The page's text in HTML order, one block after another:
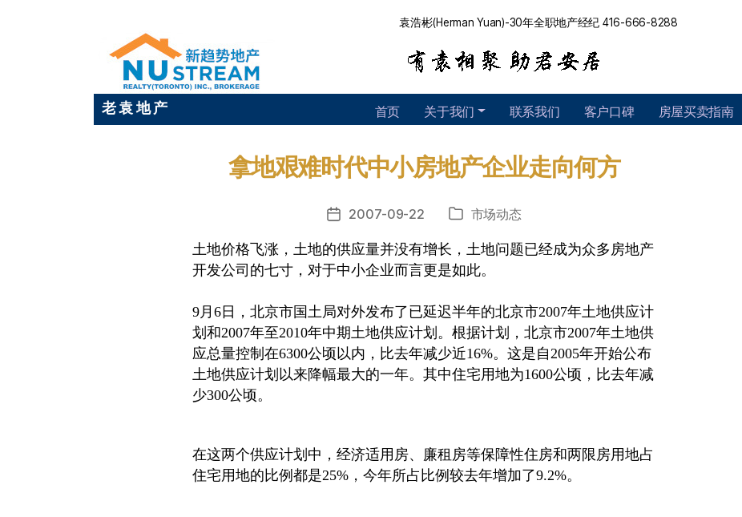
袁浩彬(Herman Yuan)-30年全职地产经纪 416-666-8288
老 袁 地 产 首页 关于我们 联系我们 客户口碑 房屋买卖指南
拿地艰难时代中小房地产企业走向何方
发
日
期
2007-09-22
分 市场动态
土地价格飞涨，土地的供应量并没有增长，土地问题已经成为众多房地产
开发公司的七寸，对于中小企业而言更是如此。
9月6日，北京市国土局对外发布了已延迟半年的北京市2007年土地供应计
划和2007年至2010年中期土地供应计划。根据计划，北京市2007年土地供
应总量控制在6300公顷以内，比去年减少近16%。这是自2005年开始公布
土地供应计划以来降幅最大的一年。其中住宅用地为1600公顷，比去年减
少300公顷。
在这两个供应计划中，经济适用房、廉租房等保障性住房和两限房用地占
住宅用地的比例都是25%，今年所占比例较去年增加了9.2%。